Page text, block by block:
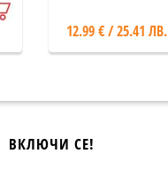
12.99 € / 25.41 ЛВ.
ВКЛЮЧИ СЕ!